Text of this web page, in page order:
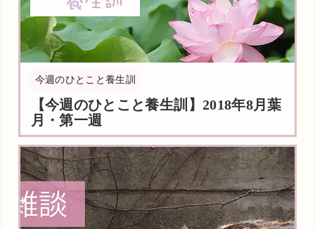
今週のひとこと養生訓
【今週のひとこと養生訓】2018年8月葉
月・第一週